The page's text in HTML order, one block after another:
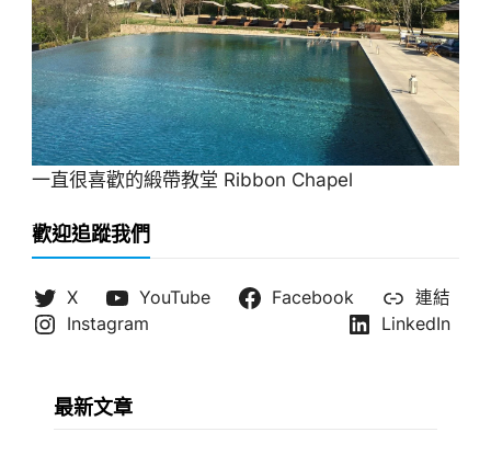
一直很喜歡的緞帶教堂 Ribbon Chapel
歡迎追蹤我們
X YouTube Facebook
連結
Instagram
LinkedIn
最新文章